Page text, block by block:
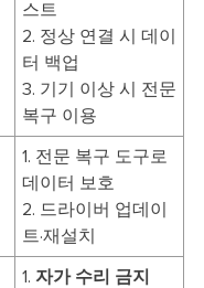
스트
2. 정상 연결 시 데이
터 백업
3. 기기 이상 시 전문
복구 이용
1. 전문 복구 도구로
데이터 보호
2. 드라이버 업데이
트·재설치
1. 자가 수리 금지